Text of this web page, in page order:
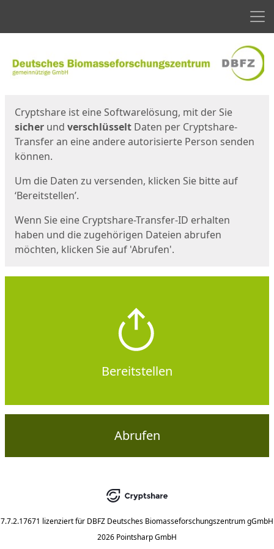
Cryptshare ist eine Softwarelösung, mit der Sie
sicher und verschlüsselt Daten per Cryptshare-
Transfer an eine andere autorisierte Person senden
können.
Um die Daten zu versenden, klicken Sie bitte auf
‘Bereitstellen’.
Wenn Sie eine Cryptshare-Transfer-ID erhalten
haben und die zugehörigen Dateien abrufen
möchten, klicken Sie auf 'Abrufen'.
Bereitstellen
Abrufen
7.7.2.17671 lizenziert für DBFZ Deutsches Biomasseforschungszentrum gGmbH
2026 Pointsharp GmbH